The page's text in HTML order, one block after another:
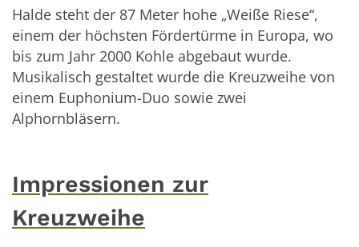
Halde steht der 87 Meter hohe „Weiße Riese“,
einem der höchsten Fördertürme in Europa, wo
bis zum Jahr 2000 Kohle abgebaut wurde.
Musikalisch gestaltet wurde die Kreuzweihe von
einem Euphonium-Duo sowie zwei
Alphornbläsern.
Impressionen zur
Kreuzweihe